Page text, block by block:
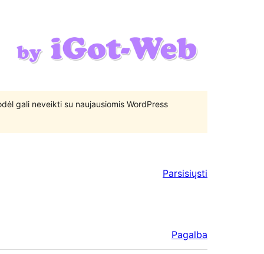
gali neveikti su naujausiomis WordPress
Parsisiųsti
Pagalba